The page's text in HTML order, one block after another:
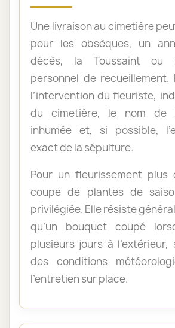
Une livraison au cimetière
pour les obsèques, un
décès, la Toussaint ou
personnel de recueillement.
l’intervention du fleuriste,
du cimetière, le nom de
inhumée et, si possible,
exact de la sépulture.
Pour un fleurissement plus
coupe de plantes de
privilégiée. Elle résiste
qu’un bouquet coupé
plusieurs jours à l’extérieur,
des conditions
l’entretien sur place.